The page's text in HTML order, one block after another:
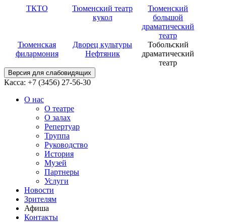
ТКТО
Тюменский театр
кукол
Тюменский
большой
драматический
театр
Тюменская
филармония
Дворец культуры
Нефтяник
Тобольский
драматический
театр
Версия для слабовидящих
Касса: +7 (3456) 27-56-30
О нас
О театре
О залах
Репертуар
Труппа
Руководство
История
Музей
Партнеры
Услуги
Новости
Зрителям
Афиша
Контакты